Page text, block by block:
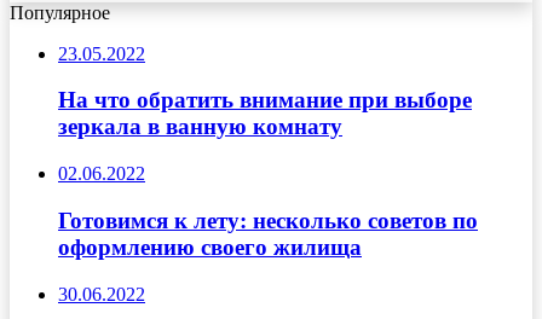
Популярное
23.05.2022
На что обратить внимание при выборе
зеркала в ванную комнату
02.06.2022
Готовимся к лету: несколько советов по
оформлению своего жилища
30.06.2022